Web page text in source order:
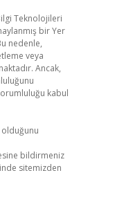
Teknolojileri
bir Yer
nedenle,
veya
Ancak,
kabul
olduğunu
bildirmeniz
sitemizden